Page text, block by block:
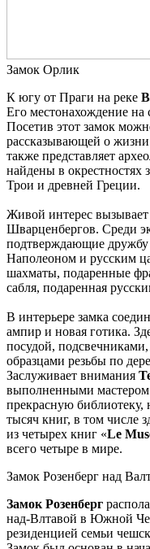
Замок Орлик
К югу от Праги на реке
Его местонахождение на
Посетив этот замок
рассказывающей о жизни
также представляет
найдены в окрестностях
Трои и древней Греции.
Живой интерес
Шварценбергов. Среди
подтверждающие
Наполеоном и русским
шахматы, подаренные
сабля, подаренная
В интерьере замка
ампир и новая готика.
посудой,
образцами резьбы по
Заслуживает внимания
выполненными
прекрасную
тысяч книг, в том числе
из четырех книг «Le
всего четыре в мире.
Замок Розенберг над
Замок Розенберг
над-Влтавой в Южной
резиденцией семьи